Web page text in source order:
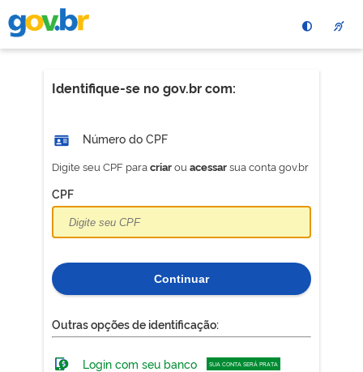
para
conteÃºdo
Identifique-se no gov.br com:
Número do CPF
Digite seu CPF paracriarou acessarsua conta gov.br
CPF
Continuar
Outras opções de identificação:
Login com seu banco SUA CONTA SERÁ PRATA